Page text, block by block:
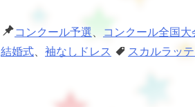
コンクール予選 コンクール全国大
結婚式
袖なしドレス スカルラッテ